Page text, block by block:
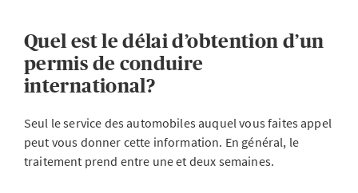
Quel est le délai d’obtention d’un
permis de conduire
international?
Seul le service des automobiles auquel vous faites appel
peut vous donner cette information. En général, le
traitement prend entre une et deux semaines.